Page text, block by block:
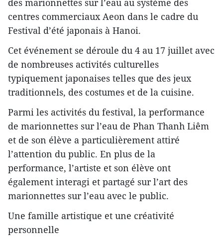
des marionnettes sur l’eau au système des
centres commerciaux Aeon dans le cadre du
Festival d’été japonais à Hanoi.
Cet événement se déroule du 4 au 17 juillet avec
de nombreuses activités culturelles
typiquement japonaises telles que des jeux
traditionnels, des costumes et de la cuisine.
Parmi les activités du festival, la performance
de marionnettes sur l’eau de Phan Thanh Liêm
et de son élève a particulièrement attiré
l’attention du public. En plus de la
performance, l’artiste et son élève ont
également interagi et partagé sur l’art des
marionnettes sur l’eau avec le public.
Une famille artistique et une créativité
personnelle